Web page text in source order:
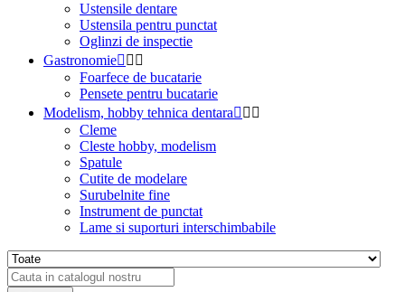
Ustensile dentare
Ustensila pentru punctat
Oglinzi de inspectie
Gastronomie  
Foarfece de bucatarie
Pensete pentru bucatarie
Modelism, hobby tehnica dentara  
Cleme
Cleste hobby, modelism
Spatule
Cutite de modelare
Surubelnite fine
Instrument de punctat
Lame si suporturi interschimbabile